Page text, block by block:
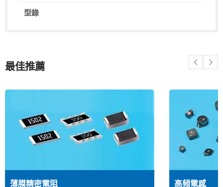
型錄
最佳推薦
薄膜精密電阻 高頻電感